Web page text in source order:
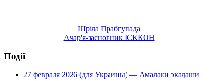
Шріла Прабгупада
Ачар'я-засновник ІСККОН
Події
27 февраля 2026 (для Украины) — Амалаки экадаши